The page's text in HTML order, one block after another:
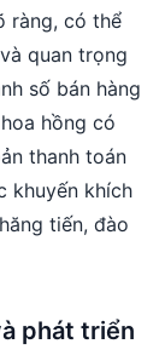
ràng, có thể
quan trọng
số bán hàng
hồng có
thanh toán
khuyến khích
tiến, đào
phát triển